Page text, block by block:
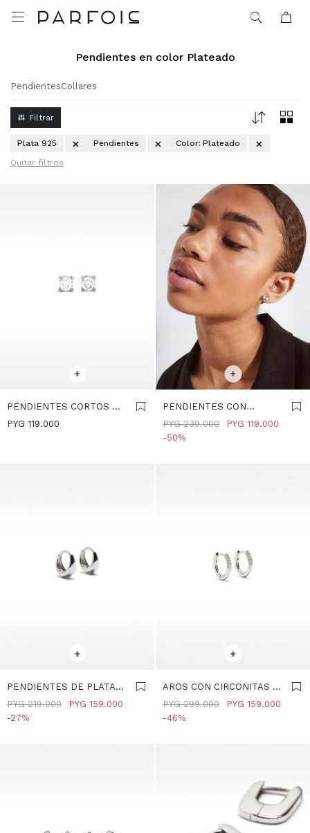

Pendientes en color Plateado
PendientesCollares
Plata 925 Pendientes Color: Plateado
Quitar filtros
+
PENDIENTES CORTOS DE
PLATA 925 CON
PYG 119.000
SELECCIONAR TALLE
+
PENDIENTES CON
CIRCONITAS - PLATA DE
LEY 925 - PLATEADO
PYG 119.000
PYG 239.000
50
+
PENDIENTES DE PLATA
925 - PLATEADO
PYG 159.000
PYG 219.000
27
+
AROS CON CIRCONITAS -
PLATA DE LEY 925 -
PLATEADO
PYG 159.000
PYG 299.000
46